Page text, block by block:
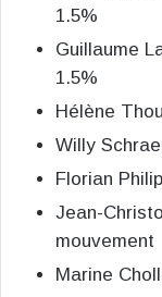
1.5%
Guillaume
1.5%
Hélène
Willy
Florian
Jean-
mouvement
Marine